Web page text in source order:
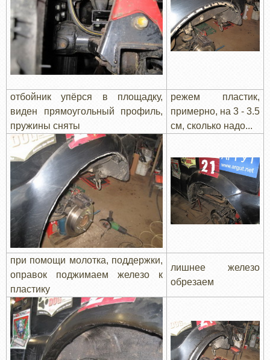
отбойник упёрся в площадку,
виден прямоугольный профиль,
пружины сняты
режем пластик,
примерно, на 3 - 3.5
см, сколько надо...
при помощи молотка, поддержки,
оправок поджимаем железо к
пластику
лишнее железо
обрезаем